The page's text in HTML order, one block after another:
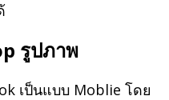
รูปภาพ
เป็นแบบ Moblie โดย